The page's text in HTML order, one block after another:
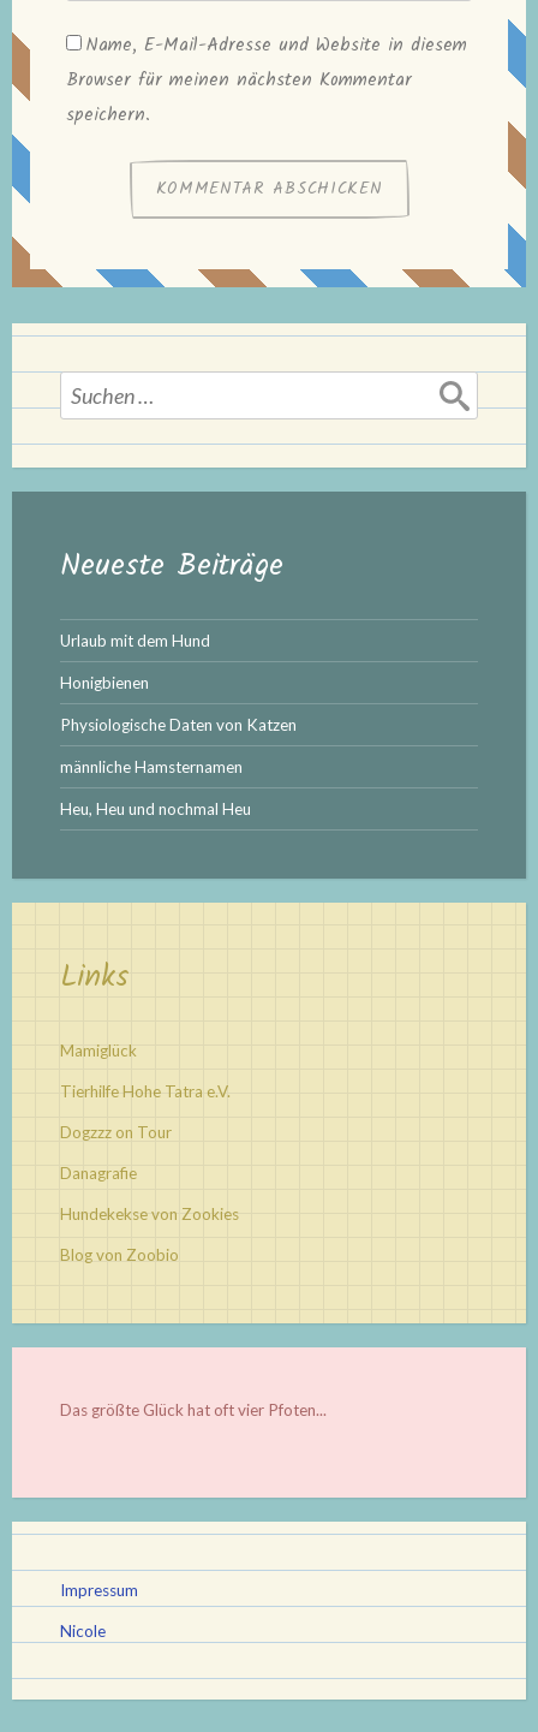
Name, E-Mail-Adresse und Website in diesem
Browser für meinen nächsten Kommentar
speichern.
Suchen
nach:
Neueste Beiträge
Urlaub mit dem Hund
Honigbienen
Physiologische Daten von Katzen
männliche Hamsternamen
Heu, Heu und nochmal Heu
Links
Mamiglück
Tierhilfe Hohe Tatra e.V.
Dogzzz on Tour
Danagrafie
Hundekekse von Zookies
Blog von Zoobio
Das größte Glück hat oft vier Pfoten...
Impressum
Nicole